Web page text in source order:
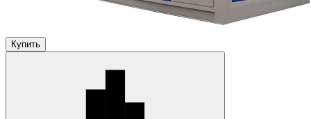
Купить